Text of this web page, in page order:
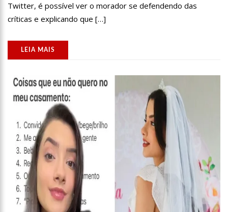
11:04 Gato desaparecido há 10 anos reencontra tutora
18:02 Mulher joga água fervente em marido e filho de 3 anos
17:57 Presidente Lula propõe nova mudança no SALÁRIO MÍNIMO
17:49 Em comemoração ao Dia das Mães, Wilson Lima antecipa
pagamento do Auxílio Estadual
17:45 Polo Industrial de Manaus fatura R$ 26,9 bilhões e tem
melhor resultado desde 2019
17:41 Prefeitura de Manaus recebe comitiva internacional em visita
a equipamentos socioassistenciais da cidade
17:36 Águas de Manaus abre inscrições para curso gratuito de
bombeiro hidráulico com vagas exclusivas para mulheres
Twitter, é possível ver o morador se defendendo das
críticas e explicando que […]
LEIA MAIS